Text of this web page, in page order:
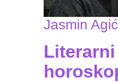
Jasmin Agić
Literarni